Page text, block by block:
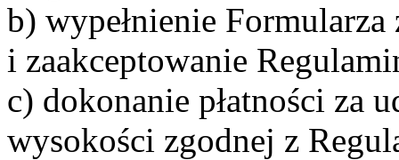
b) wypełnienie Formularza
i zaakceptowanie
c) dokonanie płatności za
wysokości zgodnej z